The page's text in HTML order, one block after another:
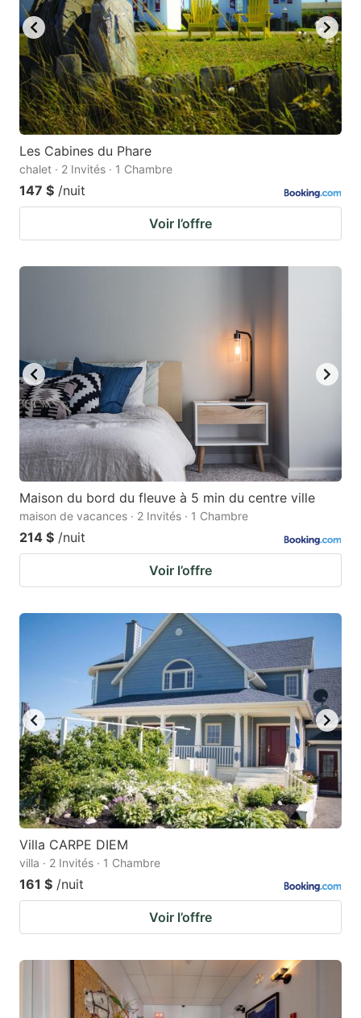
Les Cabines du Phare
chalet · 2 Invités · 1 Chambre
147 $ /nuit
Voir l’offre
Maison du bord du fleuve à 5 min du centre ville
maison de vacances · 2 Invités · 1 Chambre
214 $ /nuit
Voir l’offre
Villa CARPE DIEM
villa · 2 Invités · 1 Chambre
161 $ /nuit
Voir l’offre